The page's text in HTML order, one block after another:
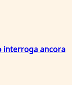
interroga ancora